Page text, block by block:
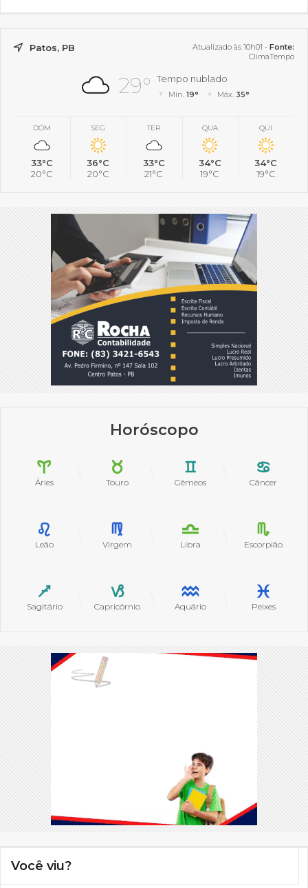
Patos, PB Atualizado às 10h01 - Fonte:
ClimaTempo
29° Tempo nublado
Mín.19° Máx. 35°
DOM
33°C
20°C
SEG
36°C
20°C
TER
33°C
21°C
QUA
34°C
19°C
QUI
34°C
19°C
Horóscopo
Áries Touro Gêmeos Câncer
Leão Virgem Libra Escorpião
Sagitário Capricórnio Aquário Peixes
Você viu?